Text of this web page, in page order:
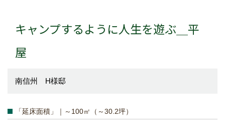
キャンプするように人生を遊ぶ＿平
屋
南信州 H様邸
「延床面積」｜～100㎡（～30.2坪）